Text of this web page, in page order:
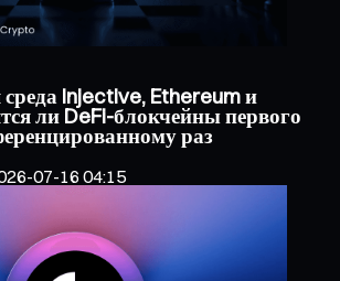
Injective, Ethereum и
ли DeFi-блокчейны первого
раз
07-16 04:15